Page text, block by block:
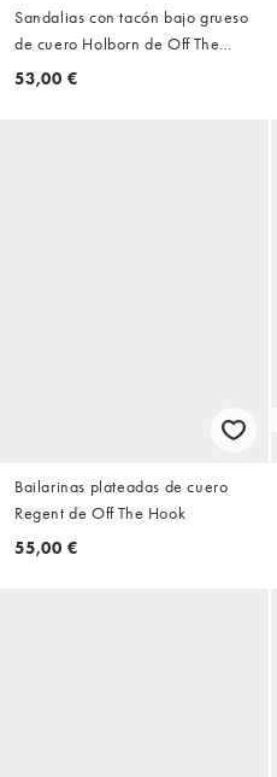
Sandalias con tacón bajo grueso
de cuero Holborn de Off The
Hook
53,00 €
Bailarinas plateadas de cuero
Regent de Off The Hook
55,00 €